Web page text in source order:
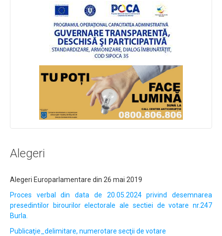
Alegeri
Alegeri Europarlamentare din 26 mai 2019
Proces verbal din data de 20.05.2024 privind desemnarea
presedintilor birourilor electorale ale sectiei de votare nr.247
Burla.
Publicaţie_delimitare, numerotare secţii de votare